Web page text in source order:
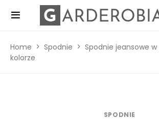
Home Spodnie
Spodnie jeansowe
kolorze
SPODNIE